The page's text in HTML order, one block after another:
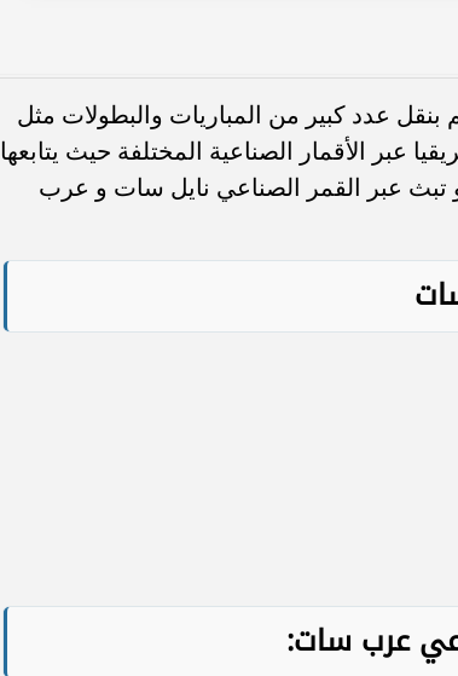
بنقل عدد كبير من المباريات والبطولات مثل
عبر الأقمار الصناعية المختلفة حيث يتابعها
عبر القمر الصناعي نايل سات و عرب
عرب سات: